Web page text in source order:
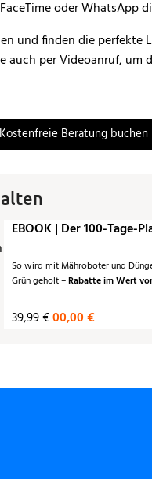
und finden die perfekte
auch per Videoanruf, um
Kostenfreie Beratung buchen
EBOOK | Der 100-Tage-
So wird mit Mähroboter und
Grün geholt –Rabatte im Wert
39,99 €00,00 €